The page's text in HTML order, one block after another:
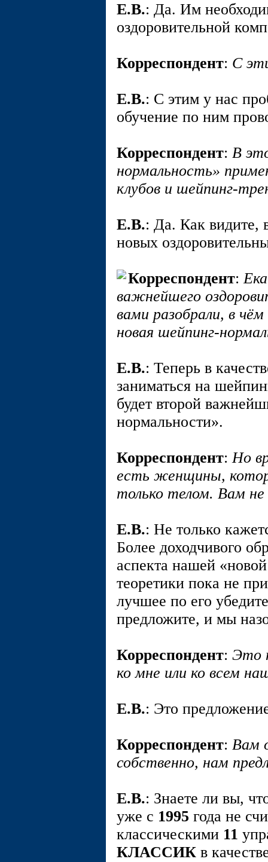
E.В.: Да. Им
оздоровительной
Корреспондент: С
E.В.: С этим у нас
обучение по ним
Корреспондент: В
нормальность»
клубов и шейпинг-
E.В.: Да. Как видите,
новых
Корреспондент:
важнейшего
вами разобрали, в
новая шейпинг-
E.В.: Теперь в
заниматься на
будет второй
нормальности».
Корреспондент:Но
есть женщины,
только телом. Вам
E.В.: Не только
Более доходчивого
аспекта нашей
теоретики пока не
лучшее по его
предложите, и мы
Корреспондент: Это
ко мне или ко всем
E.В.: Это
Корреспондент: Вам
собственно, нам
E.В.: Знаете ли вы,
уже с 1995 года не
классическими 11
КЛАССИК в